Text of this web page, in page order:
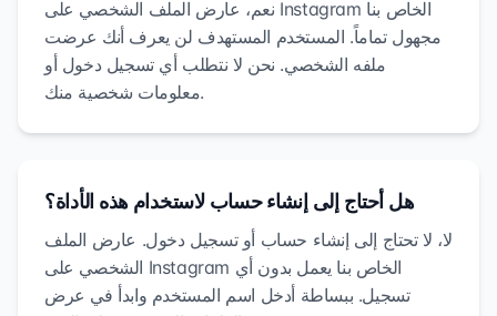
نعم، عارض الملف الشخصي على Instagram الخاص بنا
مجهول تماماً. المستخدم المستهدف لن يعرف أنك عرضت
ملفه الشخصي. نحن لا نتطلب أي تسجيل دخول أو
معلومات شخصية منك.
هل أحتاج إلى إنشاء حساب لاستخدام هذه الأداة؟
لا، لا تحتاج إلى إنشاء حساب أو تسجيل دخول. عارض الملف
الشخصي على Instagram الخاص بنا يعمل بدون أي
تسجيل. ببساطة أدخل اسم المستخدم وابدأ في عرض